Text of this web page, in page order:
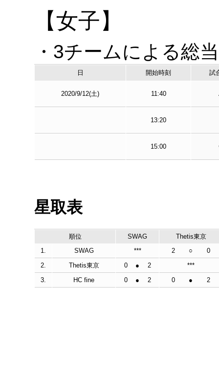
【女子】
・3チームによる総
日 開始時刻 試
2020/9/12(土) 11:40
13:20
15:00
星取表
順位 SWAG
Thetis東京
1.
SWAG *** 2 ○
0
2.
Thetis東京 0 ● 2
***
3.
HC fine 0 ● 2 0 ● 2